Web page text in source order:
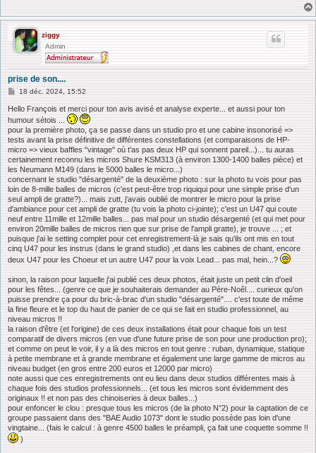
ziggy
Admin
prise de son....
M
s
a
g
e
18 déc. 2024, 15:52
Hello François et merci pour ton avis avisé et analyse experte... et aussi pour ton
humour sétois ...
pour la première photo, ça se passe dans un studio pro et une cabine insonorisé =>
tests avant la prise définitive de différentes constellations (et comparaisons de HP-
micro => vieux baffles "vintage" où t'as pas deux HP qui sonnent pareil...)... tu auras
certainement reconnu les micros Shure KSM313 (à environ 1300-1400 balles pièce) et
les Neumann M149 (dans le 5000 balles le micro...)
concernant le studio "désargenté" de la deuxième photo : sur la photo tu vois pour pas
loin de 8-mille balles de micros (c'est peut-être trop riquiqui pour une simple prise d'un
seul ampli de gratte?)... mais zutt, j'avais oublié de montrer le micro pour la prise
d'ambiance pour cet ampli de gratte (tu vois la photo ci-jointe); c'est un U47 qui coute
neuf entre 11mille et 12mille balles... pas mal pour un studio désargenté (et qui met pour
environ 20mille balles de micros rien que sur prise de l'ampli gratte), je trouve ... ; et
puisque j'ai le setting complet pour cet enregistrement-là je sais qu'ils ont mis en tout
cinq U47 pour les instrus (dans le grand studio) ,et dans les cabines de chant, encore
deux U47 pour les Choeur et un autre U47 pour la voix Lead... pas mal, hein...?
sinon, la raison pour laquelle j'ai publié ces deux photos, était juste un petit clin d'oeil
pour les fêtes... (genre ce que je souhaiterais demander au Père-Noêl.... curieux qu'on
puisse prendre ça pour du bric-à-brac d'un studio "désargenté".... c'est toute de même
la fine fleure et le top du haut de panier de ce qui se fait en studio professionnel, au
niveau micros !!
la raison d'être (et l'origine) de ces deux installations était pour chaque fois un test
comparatif de divers micros (en vue d'une future prise de son pour une production pro);
et comme on peut le voir, il y a là des micros en tout genre : ruban, dynamique, statique
à petite membrane et à grande membrane et également une large gamme de micros au
niveau budget (en gros entre 200 euros et 12000 par micro)
note aussi que ces enregistrements ont eu lieu dans deux studios différentes mais à
chaque fois des studios professionnels... (et tous les micros sont évidemment des
originaux !! et non pas des chinoiseries à deux balles...)
pour enfoncer le clou : presque tous les micros (de la photo N°2) pour la captation de ce
groupe passaient dans des "BAE Audio 1073" dont le studio possède pas loin d'une
vingtaine... (fais le calcul : à genre 4500 balles le préampli, ça fait une coquette somme !!
)